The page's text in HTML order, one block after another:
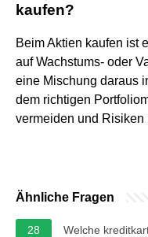
kaufen?
Beim Aktien kaufen ist
auf Wachstums- oder
eine Mischung daraus
dem richtigen
vermeiden und Risiken
Ähnliche Fragen
28 Welche